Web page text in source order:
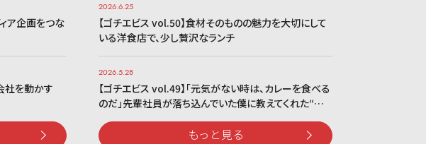
ア企画をつな
社を動かす
2026.6.25
【ゴチエビス vol.50】食材そのものの魅力を大切にして
いる洋食店で、少し贅沢なランチ
2026.5.28
【ゴチエビス vol.49】「元気がない時は、カレーを食べる
のだ」先輩社員が落ち込んでいた僕に教えてくれた“…
もっと見る